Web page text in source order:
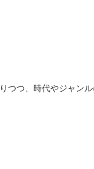
つつ、時代やジャン